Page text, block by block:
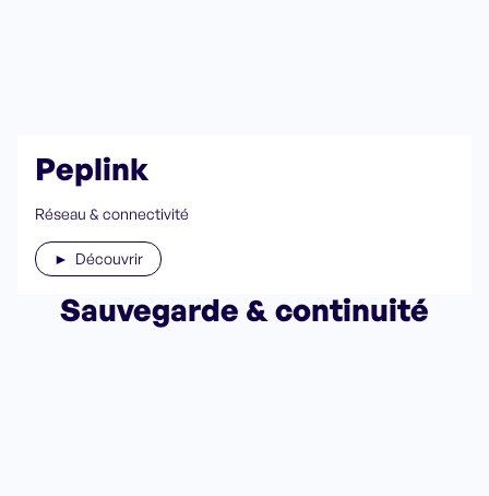
Peplink
Réseau & connectivité
► Découvrir
Sauvegarde & continuité